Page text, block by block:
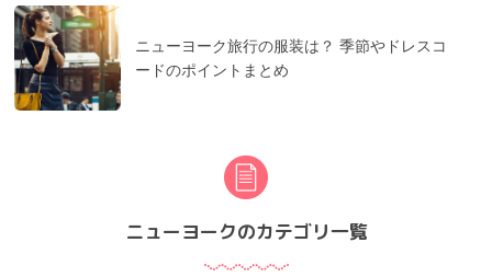
ニューヨーク旅行の服装は？ 季節やドレスコ
ードのポイントまとめ
ニューヨークのカテゴリ一覧